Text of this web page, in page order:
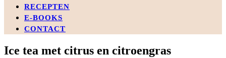
RECEPTEN
E-BOOKS
CONTACT
Ice tea met citrus en citroengras